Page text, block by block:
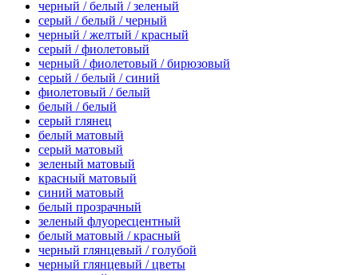
черный / белый / зеленый
серый / белый / черный
черный / желтый / красный
серый / фиолетовый
черный / фиолетовый / бирюзовый
серый / белый / синий
фиолетовый / белый
белый / белый
серый глянец
белый матовый
серый матовый
зеленый матовый
красный матовый
синий матовый
белый прозрачный
зеленый флуоресцентный
белый матовый / красный
черный глянцевый / голубой
черный глянцевый / цветы